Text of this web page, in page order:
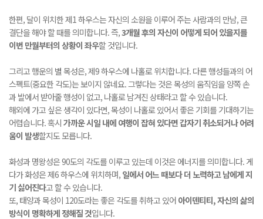
한편, 달이 위치한 제1 하우스는 자신의 소원을 이루어 주는 사람과의 만남, 큰
결단을 해야 할 때를 의미합니다. 즉,3개월 후의 자신이 어떻게 되어 있을지를
이번 만월부터의 상황이 좌우할 것입니다.
그리고 행운의 별 목성은, 제9 하우스에 나홀로 위치합니다. 다른 행성들과의 어
스펙트(중요한 각도)는 보이지 않네요. 그렇다는 것은 목성의 움직임을 양쪽 손
과 발에서 받아줄 행성이 없고, 나홀로 남겨진 상태라고 할 수 있습니다.
해외에 가고 싶은 생각이 있다면, 목성이 나홀로 있어서 좋은 기회를 기대하기는
어렵습니다. 혹시 가까운 시일 내에 여행이 잡혀 있다면 갑자기 취소되거나 어려
움이 발생할지도 모릅니다.
화성과 명왕성은 90도의 각도를 이루고 있는데 이것은 에너지를 의미합니다. 게
다가 화성은 제6 하우스에 위치하며, 일에서 어느 때보다 더 노력하고 남에게 지
기 싫어진다고 할 수 있습니다.
또, 태양과 목성이 120도라는 좋은 각도를 취하고 있어 아이덴티티, 자신의 삶의
방식이 명확하게 정해질 것입니다.